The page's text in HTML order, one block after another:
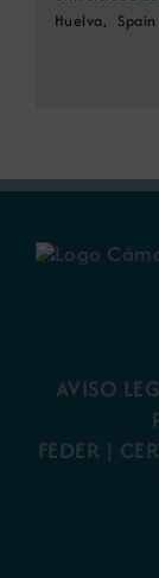
Huelva, Spain
AVISO
FEDER |